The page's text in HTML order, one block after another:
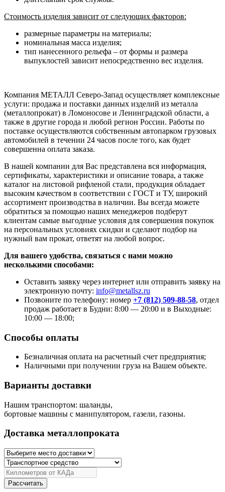
Стоимость изделия зависит от следующих факторов:
размерные параметры на материалы;
номинальная масса изделия;
тип нанесенного рельефа – от формы и размера
выпуклостей зависит непосредственно вес изделия.
Компания МЕТАЛЛ Северо-Запад осуществляет комплексные
услуги: продажа и поставки данных изделий из металла
(металлопрокат) в Ломоносове и Ленинградской области, а
также в другие города и любой регион России. Работы по
поставке осуществляются собственным автопарком грузовых
автомобилей в течении 24 часов после того, как будет
совершенна оплата заказа.
В нашей компании для Вас представлена вся информация,
сертификаты, характеристики и описание товара, а также
каталог на листовой рифленой стали, продукция обладает
высоким качеством в соответствии с ГОСТ и ТУ, широкий
ассортимент производства в наличии. Вы всегда можете
обратиться за помощью наших менеджеров подберут
клиентам самые выгодные условия для совершения покупок
на персональных условиях скидки и сделают подбор на
нужный вам прокат, ответят на любой вопрос.
Для вашего удобства, связаться с нами можно
несколькими способами:
Оставить заявку через интернет или отправить заявку на
электронную почту: info@metallsz.ru
Позвоните по телефону: номер +7 (812) 509-88-58, отдел
продаж работает в Будни: 8:00 — 20:00 и в Выходные:
10:00 — 18:00;
Способы оплаты
Безналичная оплата на расчетный счет предприятия;
Наличными при получении груза на Вашем объекте.
Варианты доставки
Нашим транспортом: шаланды,
бортовые машины с манипулятором, газели, газоны.
Доставка металлопроката
Рассчитать